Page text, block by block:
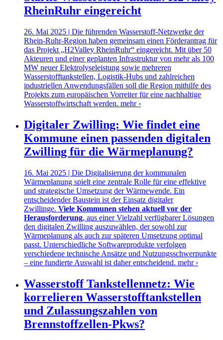
RheinRuhr eingereicht
26. Mai 2025 | Die führenden Wasserstoff-Netzwerke der
Rhein-Ruhr-Region haben gemeinsam einen Förderantrag für
das Projekt „H2Valley RheinRuhr“ eingereicht. Mit über 50
Akteuren und einer geplanten Infrastruktur von mehr als 100
MW neuer Elektrolyseleistung sowie mehreren
Wasserstofftankstellen, Logistik-Hubs und zahlreichen
industriellen Anwendungsfällen soll die Region mithilfe des
Projekts zum europäischen Vorreiter für eine nachhaltige
Wasserstoffwirtschaft werden. mehr ›
Digitaler Zwilling: Wie findet eine
Kommune einen passenden digitalen
Zwilling für die Wärmeplanung?
16. Mai 2025 | Die Digitalisierung der kommunalen
Wärmeplanung spielt eine zentrale Rolle für eine effektive
und strategische Umsetzung der Wärmewende. Ein
entscheidender Baustein ist der Einsatz digitaler
Zwillinge. Viele Kommunen stehen aktuell vor der
Herausforderung, aus einer Vielzahl verfügbarer Lösungen
den digitalen Zwilling auszuwählen, der sowohl zur
Wärmeplanung als auch zur späteren Umsetzung optimal
passt. Unterschiedliche Softwareprodukte verfolgen
verschiedene technische Ansätze und Nutzungsschwerpunkte
– eine fundierte Auswahl ist daher entscheidend. mehr ›
Wasserstoff Tankstellennetz: Wie
korrelieren Wasserstofftankstellen
und Zulassungszahlen von
Brennstoffzellen-Pkws?